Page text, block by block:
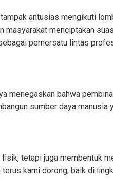
antusias mengikuti
masyarakat menciptakan
pemersatu lintas
menegaskan bahwa
sumber daya manusia
fisik, tetapi juga membentuk
kami dorong, baik di